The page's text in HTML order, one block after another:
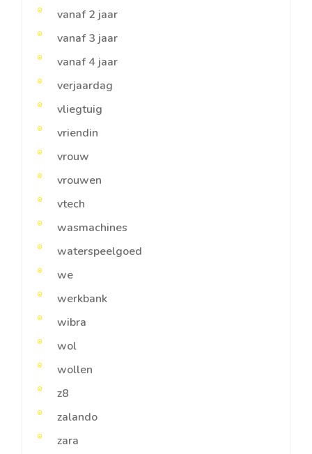
vanaf 2 jaar
vanaf 3 jaar
vanaf 4 jaar
verjaardag
vliegtuig
vriendin
vrouw
vrouwen
vtech
wasmachines
waterspeelgoed
we
werkbank
wibra
wol
wollen
z8
zalando
zara